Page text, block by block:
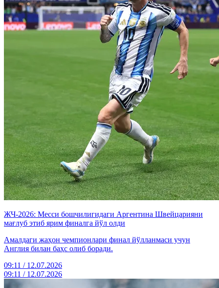
ЖЧ-2026: Месси бошчилигидаги Аргентина Швейцарияни
мағлуб этиб ярим финалга йўл олди
Амалдаги жаҳон чемпионлари финал йўлланмаси учун
Англия билан баҳс олиб боради.
09:11 / 12.07.2026
09:11 / 12.07.2026